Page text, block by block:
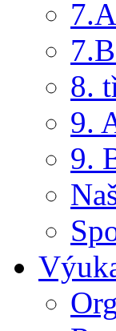
8.
9.
9.